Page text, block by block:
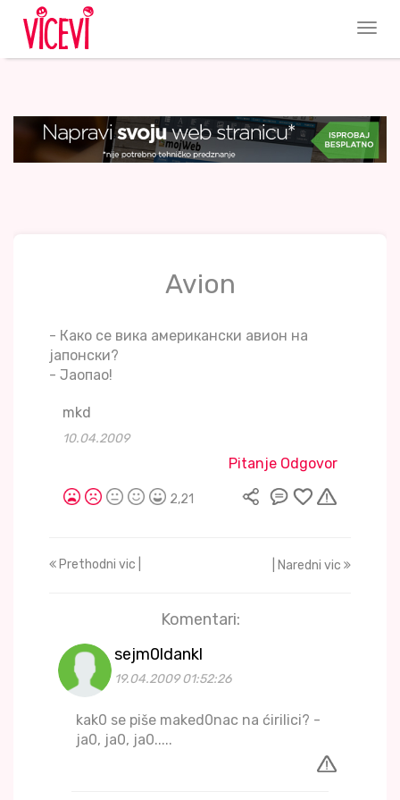
Avion
- Како се вика американски авион на
јапонски?
- Јаопао!
mkd
10.04.2009
Pitanje Odgovor
2,21
Prethodni vic | | Naredni vic
Komentari:
sejm0ldankl
19.04.2009 01:52:26
kak0 se piše maked0nac na ćirilici? -
ja0, ja0, ja0.....